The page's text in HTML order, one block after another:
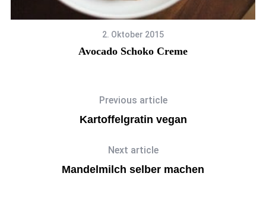
2. Oktober 2015
Avocado Schoko Creme
Previous article
Kartoffelgratin vegan
Next article
Mandelmilch selber machen